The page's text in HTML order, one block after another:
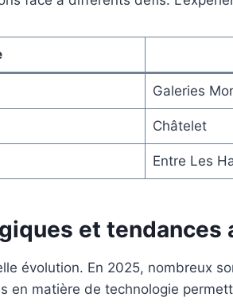
Galeries
Châtelet
Entre Les
et tendances
évolution. En 2025, nombreux
en matière de technologie